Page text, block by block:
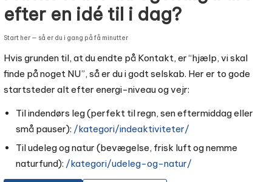
efter en idé til i dag?
Start her — så er du i gang på få minutter
Hvis grunden til, at du endte på Kontakt, er “hjælp, vi skal
finde på noget NU”, så er du i godt selskab. Her er to gode
startsteder alt efter energi-niveau og vejr:
Til indendørs leg (perfekt til regn, sen eftermiddag eller
små pauser): /kategori/indeaktiviteter/
Til udeleg og natur (bevægelse, frisk luft og nemme
naturfund): /kategori/udeleg-og-natur/